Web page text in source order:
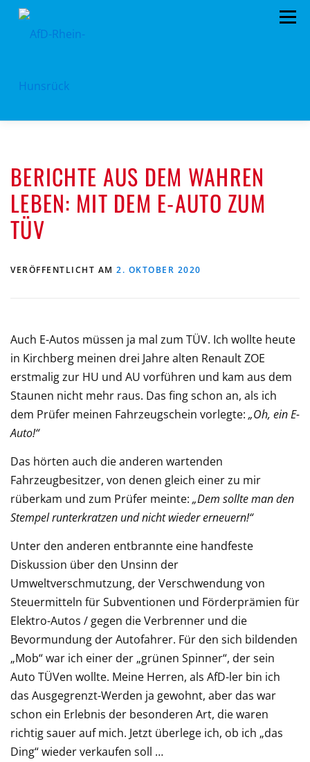
Zum
Menü
EU- KOMMUNALWAHL 2024 STANDPUNKTE
ARCHIV TERMINE MITMACHEN!
LANDTAGSWAHL 2021
BERICHTE AUS DEM WAHREN
LEBEN: MIT DEM E-AUTO ZUM
TÜV
VERÖFFENTLICHT AM 2. OKTOBER 2020
Auch E-Autos müssen ja mal zum TÜV. Ich wollte heute
in Kirchberg meinen drei Jahre alten Renault ZOE
erstmalig zur HU und AU vorführen und kam aus dem
Staunen nicht mehr raus. Das fing schon an, als ich
dem Prüfer meinen Fahrzeugschein vorlegte:„Oh, ein E-
Auto!“
Das hörten auch die anderen wartenden
Fahrzeugbesitzer, von denen gleich einer zu mir
rüberkam und zum Prüfer meinte:„Dem sollte man den
Stempel runterkratzen und nicht wieder erneuern!“
Unter den anderen entbrannte eine handfeste
Diskussion über den Unsinn der
Umweltverschmutzung, der Verschwendung von
Steuermitteln für Subventionen und Förderprämien für
Elektro-Autos / gegen die Verbrenner und die
Bevormundung der Autofahrer. Für den sich bildenden
„Mob“ war ich einer der „grünen Spinner“, der sein
Auto TÜVen wollte. Meine Herren, als AfD-ler bin ich
das Ausgegrenzt-Werden ja gewohnt, aber das war
schon ein Erlebnis der besonderen Art, die waren
richtig sauer auf mich. Jetzt überlege ich, ob ich „das
Ding“ wieder verkaufen soll …